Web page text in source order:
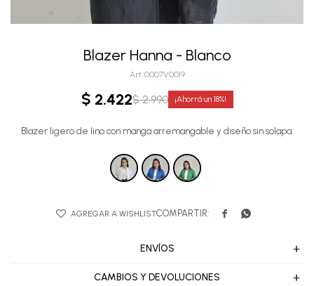
Blazer Hanna - Blanco
0007V0019
$ 2.422$ 2.990 18
Blazer ligero de lino con manga arremangable y diseño sin solapa.
 
ENVÍOS
CAMBIOS Y DEVOLUCIONES